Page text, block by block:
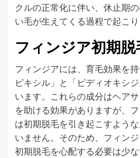
クルの正常化に伴い、休止期
い毛が生えてくる過程で起こり
フィンジア初期
フィンジアには、育毛効果を
ピキシル」と「ピディオキシ
います。これらの成分はヘア
を助ける効果がありますが、
は初期脱毛を引き起こすよう
いません。そのため、フィン
初期脱毛を心配する必要は少な